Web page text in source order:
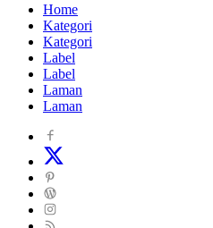
Home
Kategori
Kategori
Label
Label
Laman
Laman